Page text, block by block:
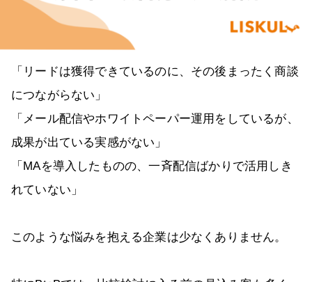
「リードは獲得できているのに、その後まったく商談
につながらない」
「メール配信やホワイトペーパー運用をしているが、
成果が出ている実感がない」
「MAを導入したものの、一斉配信ばかりで活用しき
れていない」
このような悩みを抱える企業は少なくありません。